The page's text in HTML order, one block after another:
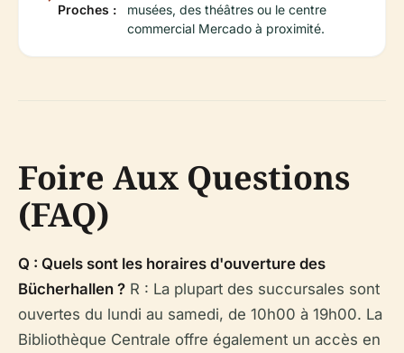
Proches :
musées, des théâtres ou le centre
commercial Mercado à proximité.
Foire Aux Questions
(FAQ)
Q : Quels sont les horaires d'ouverture des
Bücherhallen ? R : La plupart des succursales sont
ouvertes du lundi au samedi, de 10h00 à 19h00. La
Bibliothèque Centrale offre également un accès en